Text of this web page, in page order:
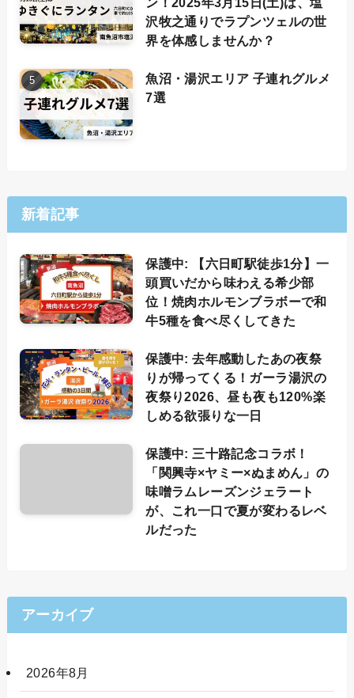
沢牧之通りでラプンツェルの世
界を体感しませんか？
魚沼・湯沢エリア 子連れグルメ
7選
新着記事
保護中: 【六日町駅徒歩1分】一
頭買いだから味わえる希少部
位！焼肉ホルモンブラボーで和
牛5種を食べ尽くしてきた
保護中: 去年感動したあの夜祭
りが帰ってくる！ガーラ湯沢の
夜祭り2026、昼も夜も120%楽
しめる欲張りな一日
保護中: 三十路記念コラボ！
「関興寺×ヤミー×ぬまめん」の
味噌ラムレーズンジェラート
が、これ一口で夏が変わるレベ
ルだった
アーカイブ
2026年8月